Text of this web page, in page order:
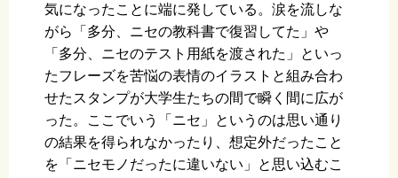
気になったことに端に発している。涙を流しな
がら「多分、ニセの教科書で復習してた」や
「多分、ニセのテスト用紙を渡された」といっ
たフレーズを苦悩の表情のイラストと組み合わ
せたスタンプが大学生たちの間で瞬く間に広が
った。ここでいう「ニセ」というのは思い通り
の結果を得られなかったり、想定外だったこと
を「ニセモノだったに違いない」と思い込むこ